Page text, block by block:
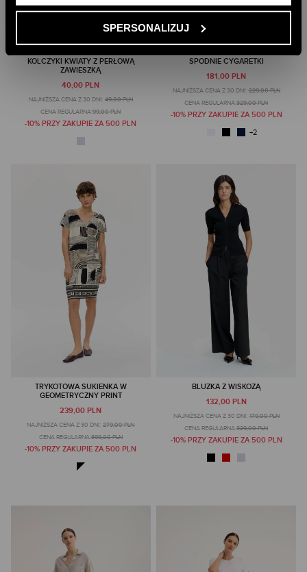
SPERSONALIZUJ
KOLCZYKI KWIATY Z PERŁOWĄ
ZAWIESZKĄ
40,00 PLN
NAJNIŻSZA CENA Z 30 DNI: 49,00 PLN
CENA REGULARNA:99,00 PLN
-10% PRZY ZAKUPIE ZA 500 PLN
SPODNIE CYGARETKI
181,00 PLN
NAJNIŻSZA CENA Z 30 DNI: 229,00 PLN
CENA REGULARNA:329,00 PLN
-10% PRZY ZAKUPIE ZA 500 PLN
TRYKOTOWA SUKIENKA W
GEOMETRYCZNY PRINT
239,00 PLN
NAJNIŻSZA CENA Z 30 DNI: 279,00 PLN
CENA REGULARNA:399,00 PLN
-10% PRZY ZAKUPIE ZA 500 PLN
BLUZKA Z WISKOZĄ
132,00 PLN
NAJNIŻSZA CENA Z 30 DNI: 179,00 PLN
CENA REGULARNA:329,00 PLN
-10% PRZY ZAKUPIE ZA 500 PLN